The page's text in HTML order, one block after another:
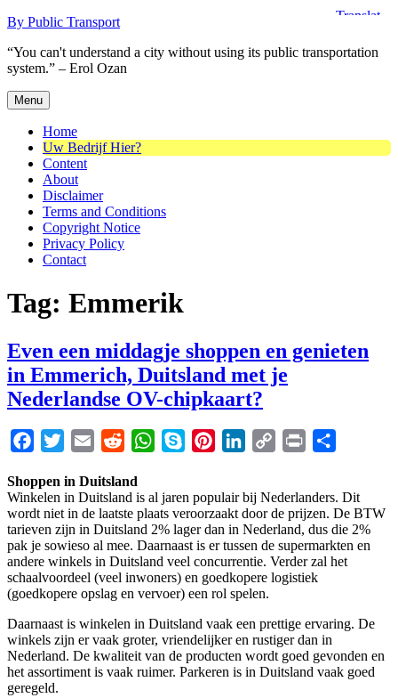
Skip
content
By Public Transport
“You can't understand a city without using its public transportation
system.” – Erol Ozan
Menu
Home
Uw Bedrijf Hier?
Content
About
Disclaimer
Terms and Conditions
Copyright Notice
Privacy Policy
Contact
Tag: Emmerik
Even een middagje shoppen en genieten
in Emmerich, Duitsland met je
Nederlandse OV-chipkaart?
Facebook
Twitter Email Reddit WhatsApp
Skype PinterestLinkedIn
Copy
Print
Shoppen in Duitsland
Winkelen in Duitsland is al jaren populair bij Nederlanders. Dit
wordt niet in de laatste plaats veroorzaakt door de prijzen. De BTW
tarieven zijn in Duitsland 2% lager dan in Nederland, dus die 2%
pak je sowieso al mee. Daarnaast is er tussen de supermarkten en
andere winkels in Duitsland veel concurrentie. Verder zal het
schaalvoordeel (veel inwoners) en goedkopere logistiek
(goedkopere opslag en vervoer) een rol spelen.
Daarnaast is winkelen in Duitsland vaak een prettige ervaring. De
winkels zijn er vaak groter, vriendelijker en rustiger dan in
Nederland. De kwaliteit van de producten wordt goed gevonden en
het assortiment is vaak ruimer. Parkeren is in Duitsland vaak goed
geregeld.